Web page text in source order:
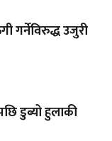
गर्नेविरुद्ध उजुरी
डुब्यो हुलाकी